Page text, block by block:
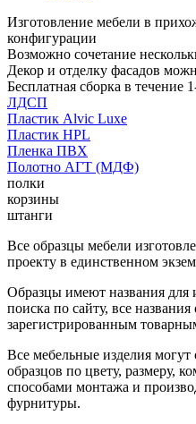
Изготовление мебели в
конфигурации
Возможно сочетание
Декор и отделку фасадов
Бесплатная сборка в течение
ЛДСП
Пластик Alvic Luxe
Пластик HPL
Пленка ПВХ
Полотно АГТ (МДФ)
полки
корзины
штанги
Все образцы мебели
проекту в единственном
Образцы имеют названия для
поиска по сайту, все
зарегистрированным
Все мебельные изделия могут
образцов по цвету, размеру,
способами монтажа и
фурнитуры.